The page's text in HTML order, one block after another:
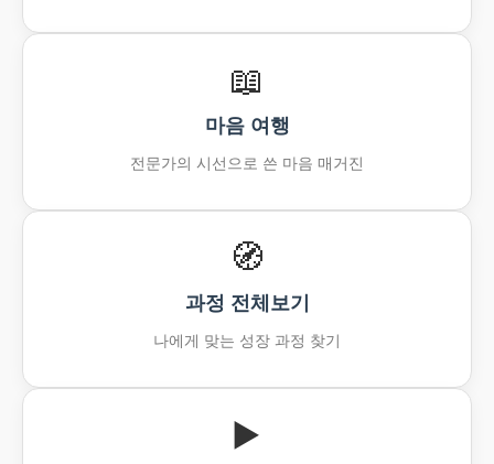
📖️
마음 여행
전문가의 시선으로 쓴 마음 매거진
🧭
과정 전체보기
나에게 맞는 성장 과정 찾기
▶️